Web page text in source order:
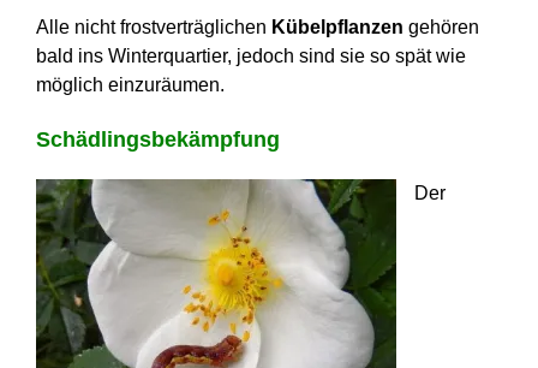
Alle nicht frostverträglichen Kübelpflanzen gehören
bald ins Winterquartier, jedoch sind sie so spät wie
möglich einzuräumen.
Schädlingsbekämpfung
Der